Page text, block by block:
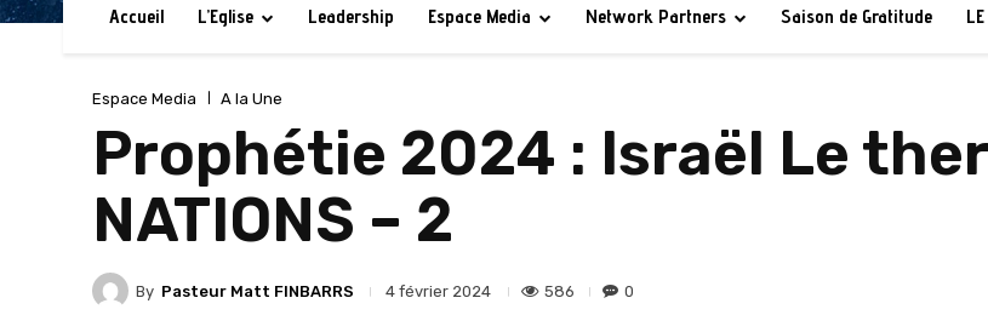
Accueil L’Eglise Leadership Espace Media Network Partners Saison de Gratitude
Espace Media A la Une
Prophétie 2024 : Israël Le
NATIONS – 2
By Pasteur Matt FINBARRS 4 février 2024 586 0